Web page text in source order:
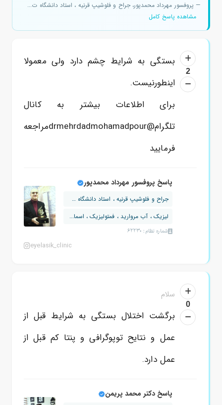
— پروفسور مهرداد محمدپور، جراح و فلوشیپ قرنیه ، استاد دانشگاه ت...
مشاهده پاسخ کامل
2
بستگی به شرایط چشم دارد ولی معمولا
اینطورنیست.
برای اطلاعات بیشتر به کانال
تلگرام@drmehrdadmohamadpourمراجعه
فرمایید
پاسخ پروفسور مهرداد محمدپور
جراح و فلوشیپ قرنیه ، استاد دانشگاه ت...
لیزیک ، آب مروارید ، فمتولیزیک ، اسما...
شماره نظام: 62230
eyelasik_clinic
0
سلام
برگشت اختلال بستگی به شرایط قبل از
عمل و نتایح توپوگرافی و پنتا کمقبل از
عمل دارد.
پاسخ دکتر محمد پریمن